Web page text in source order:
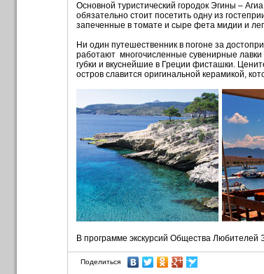
Основной туристический городок Эгины –
обязательно стоит посетить одну из
запеченные в томате и сыре фета мидии и
Ни один путешественник в погоне за
работают многочисленные сувенирные
губки и вкуснейшие в Греции фисташки.
остров славится оригинальной керамикой,
В программе экскурсий Общества Любителей
Поделиться